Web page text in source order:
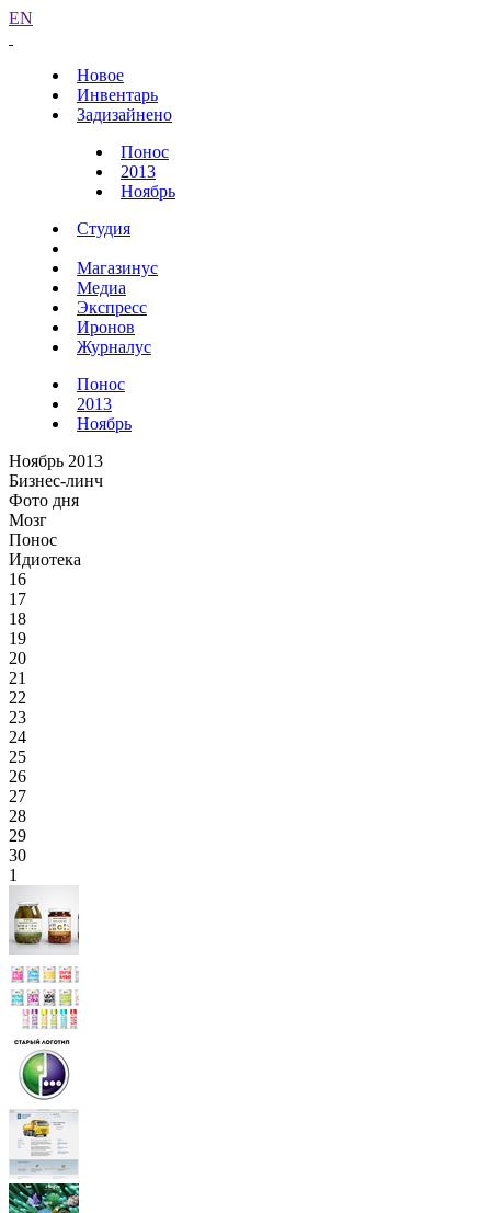
EN
Новое
Инвентарь
Задизайнено
Понос
2013
Ноябрь
Студия
Магазинус
Медиа
Экспресс
Иронов
Журналус
Понос
2013
Ноябрь
Ноябрь 2013
Бизнес-линч
Фото дня
Мозг
Понос
Идиотека
16
17
18
19
20
21
22
23
24
25
26
27
28
29
30
1